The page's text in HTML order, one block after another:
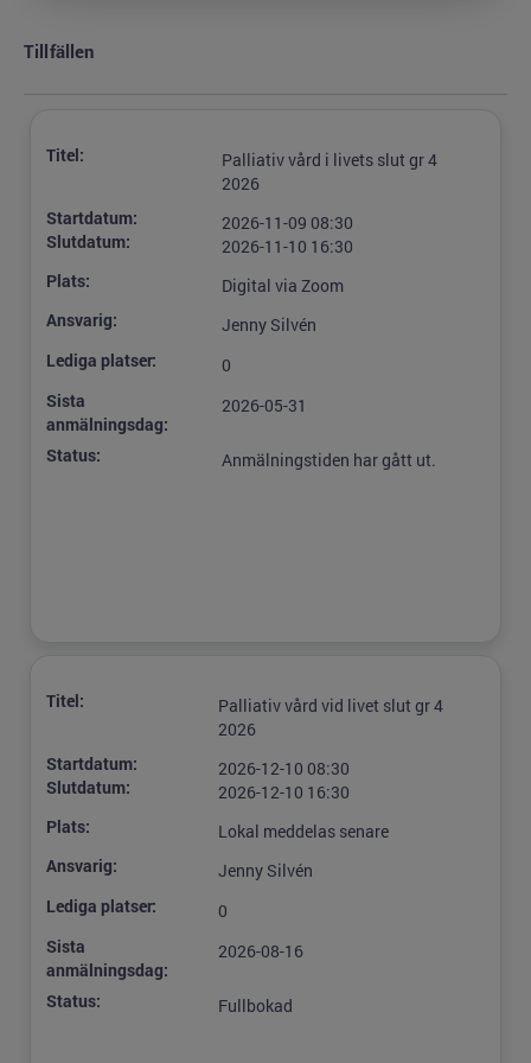
Tillfällen
Titel:
Palliativ vård i livets slut gr 4
2026
Startdatum:
Slutdatum:
2026-11-09 08:30
2026-11-10 16:30
Plats:
Digital via Zoom
Ansvarig:
Jenny Silvén
Lediga platser:
0
Sista
anmälningsdag:
2026-05-31
Status: Anmälningstiden har gått ut.
Titel:
Palliativ vård vid livet slut gr 4
2026
Startdatum:
Slutdatum:
2026-12-10 08:30
2026-12-10 16:30
Plats:
Lokal meddelas senare
Ansvarig:
Jenny Silvén
Lediga platser:
0
Sista
anmälningsdag:
2026-08-16
Status: Fullbokad